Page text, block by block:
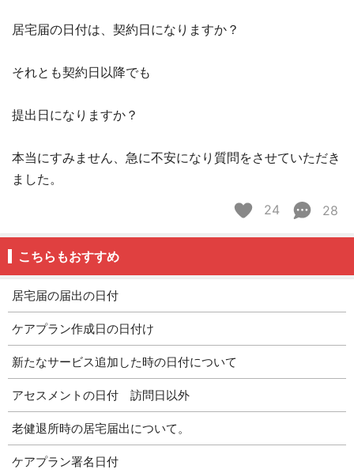
居宅届の日付は、契約日になりますか？
それとも契約日以降でも
提出日になりますか？
本当にすみません、急に不安になり質問をさせていただき
ました。
24
28
こちらもおすすめ
居宅届の届出の日付
ケアプラン作成日の日付け
新たなサービス追加した時の日付について
アセスメントの日付 訪問日以外
老健退所時の居宅届出について。
ケアプラン署名日付